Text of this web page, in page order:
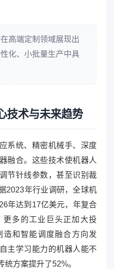
高端定制领域展现出
化、小批量生产中具
技术与未来趋势
系统、精密机械手、深度
融合。这些技术使机器人
节针线参数，甚至识别裁
2023年行业调研，全球机
年达到17亿美元，年复合
多的工业巨头正加大投
造和智能调度融合方向发
主学习能力的机器人能不
统方案提升了52%。